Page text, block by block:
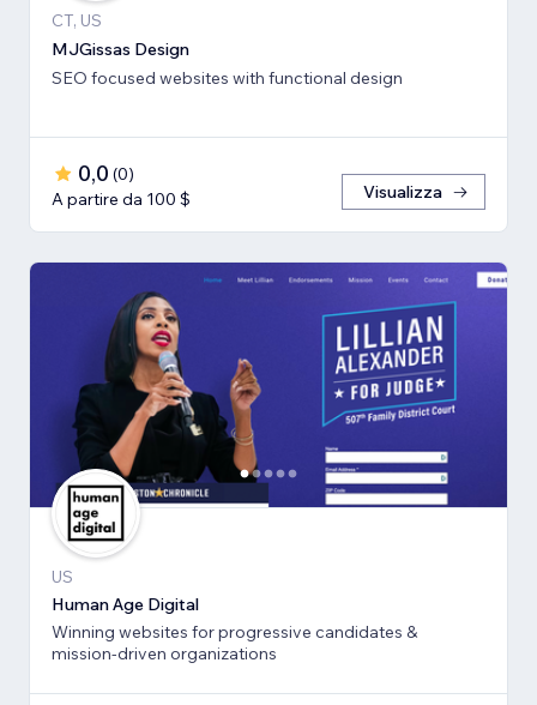
CT, US
MJGissas Design
SEO focused websites with functional design
0,0 (0)
A partire da 100 $
Visualizza
US
Human Age Digital
Winning websites for progressive candidates &
mission-driven organizations